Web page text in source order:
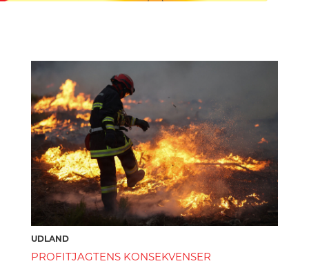
UDLAND
PROFITJAGTENS KONSEKVENSER